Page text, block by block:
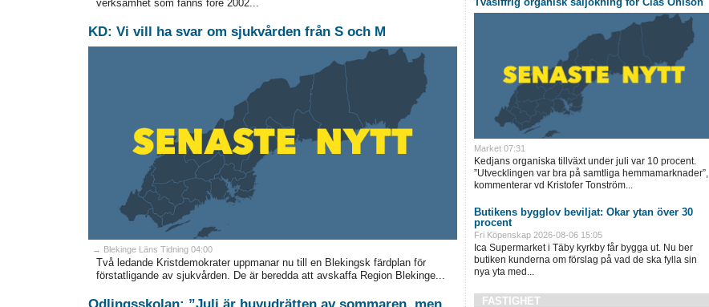
verksamhet som fanns före 2002...
KD: Vi vill ha svar om sjukvården från S och M
→ Blekinge Läns Tidning 04:00
Två ledande Kristdemokrater uppmanar nu till en Blekingsk färdplan för
förstatligande av sjukvården. De är beredda att avskaffa Region Blekinge...
Market 07:31
Kedjans organiska tillväxt under juli var 10 procent.
”Utvecklingen var bra på samtliga hemmamarknader”,
kommenterar vd Kristofer Tonström...
Butikens bygglov beviljat: Ökar ytan över 30
procent
Fri Köpenskap 2026-08-06 15:05
Ica Supermarket i Täby kyrkby får bygga ut. Nu ber
butiken kunderna om förslag på vad de ska fylla sin
nya yta med...
FASTIGHET